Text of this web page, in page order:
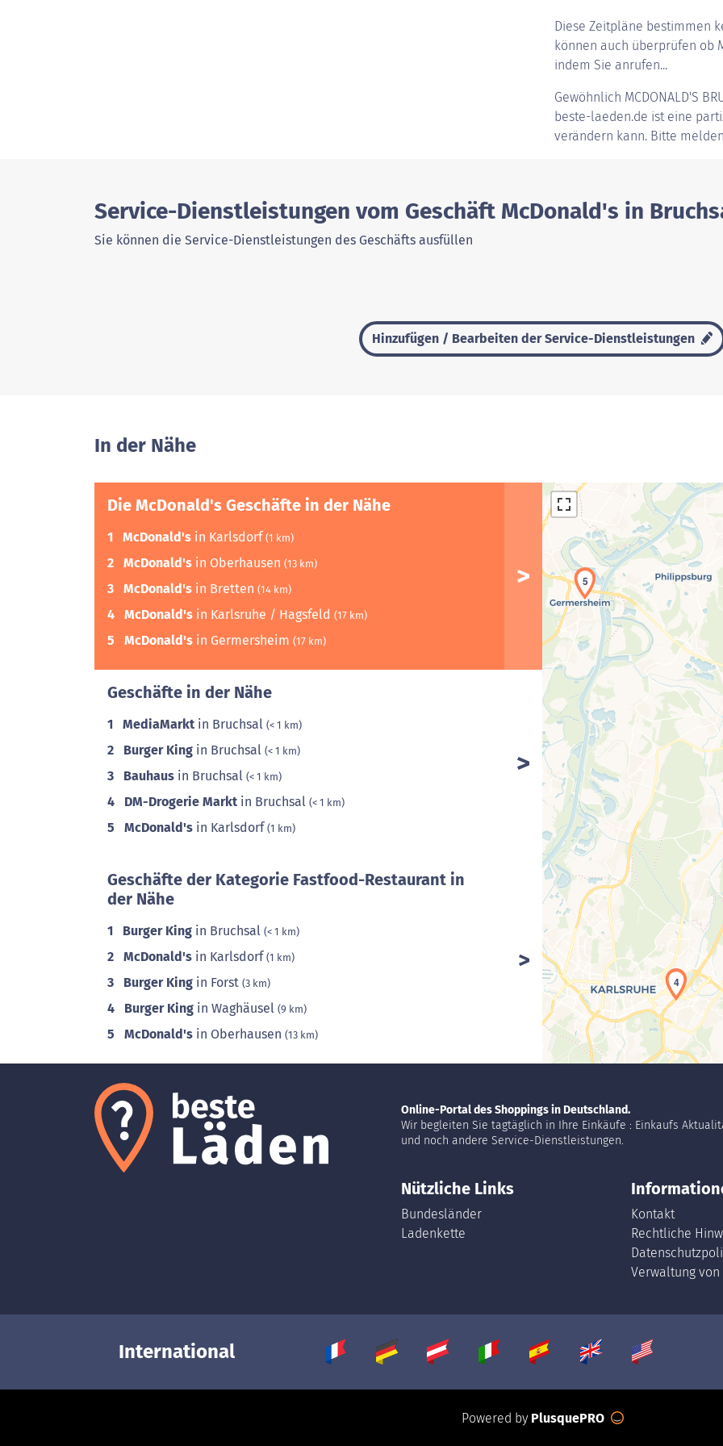
Diese Zeitpläne bestimmen
können auch überprüfen ob
indem Sie anrufen...
Gewöhnlich MCDONALD'S
beste-laeden.de ist eine
verändern kann. Bitte
Service-Dienstleistungen vom Geschäft McDonald's in
Sie können die Service-Dienstleistungen des Geschäfts ausfüllen
Hinzufügen / Bearbeiten der Service-Dienstleistungen
In der Nähe
Die McDonald's Geschäfte in der Nähe
1 McDonald's in Karlsdorf (1 km)
2 McDonald's in Oberhausen (13 km)
3 McDonald's in Bretten (14 km)
4 McDonald's in Karlsruhe / Hagsfeld (17 km)
5 McDonald's in Germersheim (17 km)
Geschäfte in der Nähe
1 MediaMarkt in Bruchsal (< 1 km)
2 Burger King in Bruchsal (< 1 km)
3 Bauhaus in Bruchsal (< 1 km)
4 DM-Drogerie Markt in Bruchsal (< 1 km)
5 McDonald's in Karlsdorf(1 km)
Geschäfte der Kategorie Fastfood-Restaurant in
der Nähe
1 Burger King in Bruchsal (< 1 km)
2 McDonald's in Karlsdorf(1 km)
3 Burger King in Forst (3 km)
4 Burger King in Waghäusel (9 km)
5 McDonald's in Oberhausen (13 km)
4
5
Online-Portal des Shoppings in Deutschland.
Wir begleiten Sie tagtäglich in Ihre Einkäufe : Einkaufs
und noch andere Service-Dienstleistungen.
Nützliche Links
Bundesländer
Ladenkette
Kontakt
Rechtliche
Verwaltung von
International
Powered by PlusquePRO